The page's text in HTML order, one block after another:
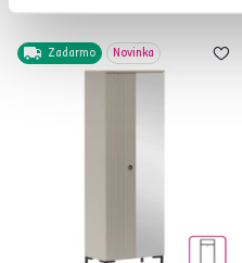
Zadarmo Novinka